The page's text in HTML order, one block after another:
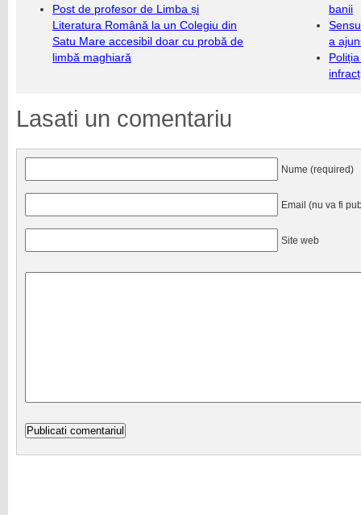
Post de profesor de Limba și
Literatura Română la un Colegiu din
Satu Mare accesibil doar cu probă de
limbă maghiară
banii
a
Lasati un comentariu
Nume (required)
Email (nu va fi
Site web